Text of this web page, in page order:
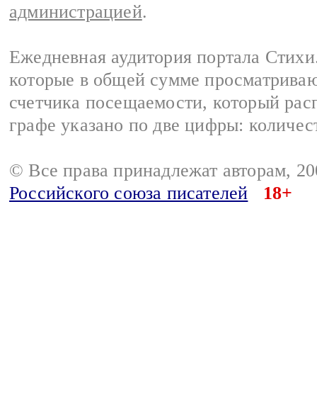
администрацией.
Ежедневная аудитория портала
которые в общей сумме
счетчика посещаемости, который
графе указано по две цифры:
© Все права принадлежат авторам,
Российского союза писателей
18+